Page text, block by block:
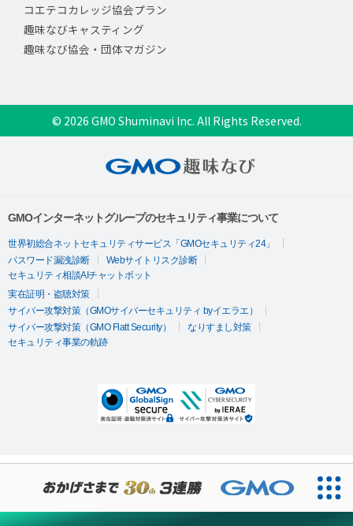
コエテコカレッジ協会プラン
趣味なびキャスティング
趣味なび協会・団体マガジン
© 2026 GMO Shuminavi Inc. All Rights Reserved.